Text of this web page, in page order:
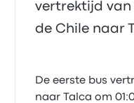
vertrektijd van
de Chile naar
De eerste bus
naar Talca om